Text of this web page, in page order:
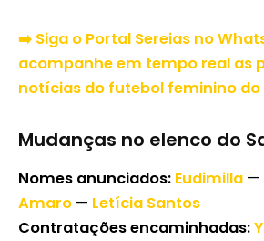
➡️ Siga o Portal Sereias no
acompanhe em tempo real as
notícias do futebol feminino do
Mudanças no elenco do
Nomes anunciados: Eudimilla —
Amaro — Letícia Santos
Contratações encaminhadas: